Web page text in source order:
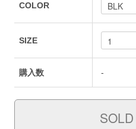
COLOR
SIZE
購入数 -